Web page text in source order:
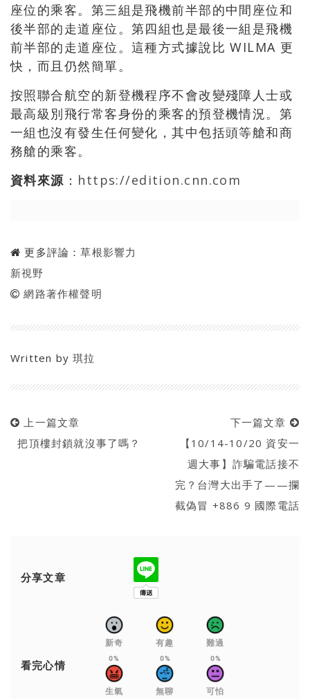
座位的乘客。第三組是飛機前半部的中間座位和
後半部的走道座位。第四組也是最後一組是飛機
前半部的走道座位。這種方式據說比 WILMA 更
快，而且仍然簡單。
按照聯合航空的新登機程序不會改變殘障人士或
最高級別飛行常客身份的乘客的預登機情況。第
一組也沒有發生任何變化，其中包括頭等艙和商
務艙的乘客。
資料來源 ： https://edition.cnn.com
更多評論：草根影響力
新視野
網路著作權聲明
Written by琪拉
上一篇文章
把頂樓封鎖就沒事了嗎？
下一篇文章
【10/14-10/20 資安一
週大事】詐騙電話接不
完？台灣大出手了——攔
截偽冒 +886 9 國際電話
分享文章
看完心情
新奇
0%
有趣
0%
難過
0%
生氣 無聊 可怕